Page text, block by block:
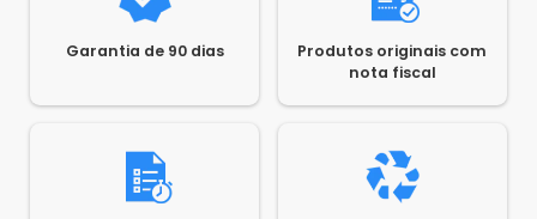
Garantia de 90 dias
Produtos originais com
nota fiscal